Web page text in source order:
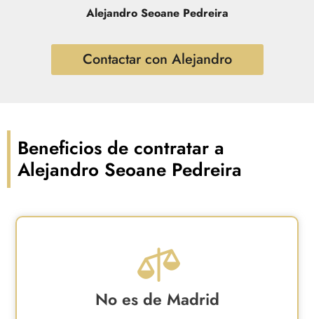
Alejandro Seoane Pedreira
Contactar con Alejandro
Beneficios de contratar a
Alejandro Seoane Pedreira
No es de Madrid